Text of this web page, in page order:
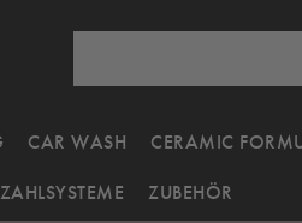
CAR WASH CERAMIC
ZAHLSYSTEME ZUBEHÖR